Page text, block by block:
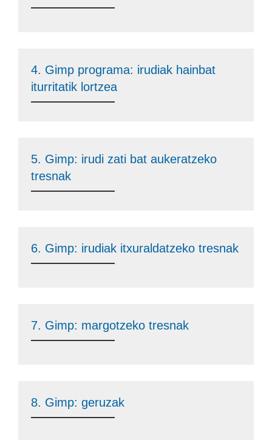
4. Gimp programa: irudiak hainbat
iturritatik lortzea
5. Gimp: irudi zati bat aukeratzeko
tresnak
6. Gimp: irudiak itxuraldatzeko tresnak
7. Gimp: margotzeko tresnak
8. Gimp: geruzak